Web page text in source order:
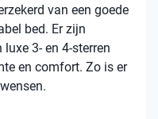
van een goede
bed. Er zijn
3- en 4-sterren
en comfort. Zo is er